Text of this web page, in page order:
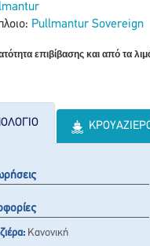
Pullmantur Sovereign
επιβίβασης και από τα
Κανονική